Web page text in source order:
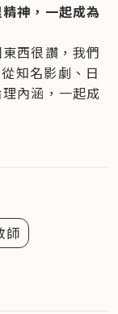
神，一起成為
西很讚，我們
知名影劇、日
內涵，一起成
師